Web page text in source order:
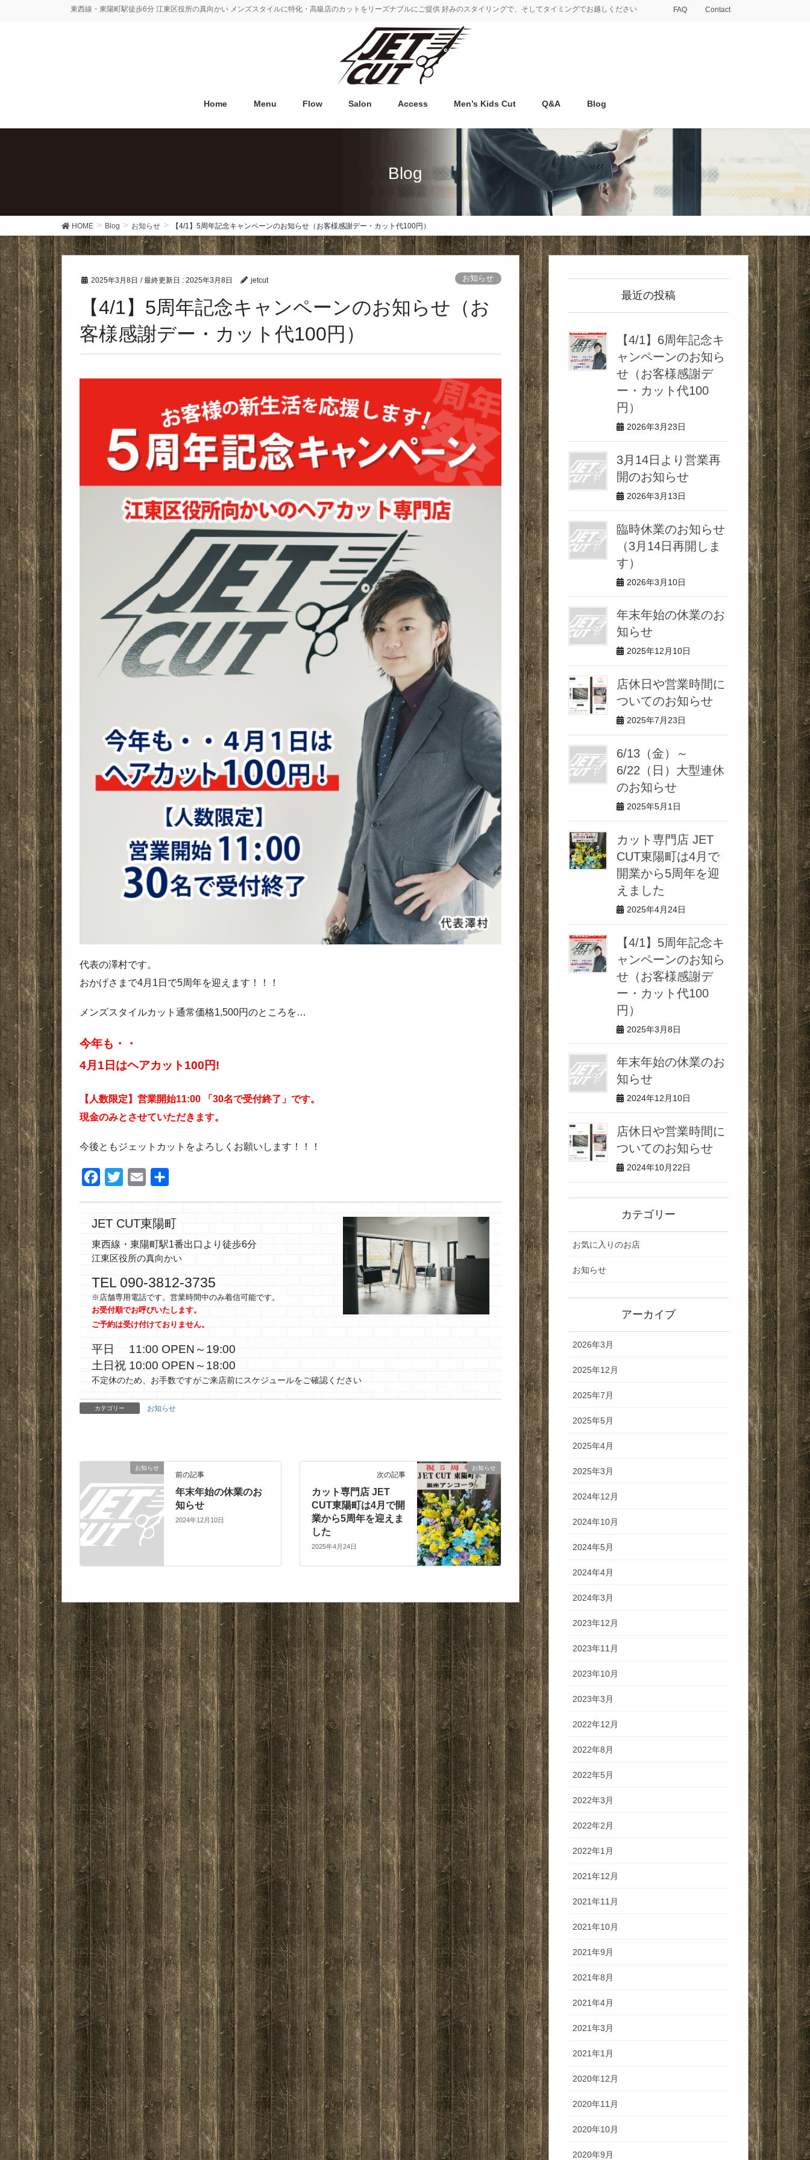
東西線・東陽町駅徒歩6分 江東区役所の真向かい メンズスタイルに特化・高級店のカットをリーズナブルにご提供 好みのスタイリングで、そしてタイミングでお越しください FAQ Contact
Home Menu Flow Salon Access Men’s Kids Cut Q&A Blog
Blog
HOME Blog お知らせ 【4/1】5周年記念キャンペーンのお知らせ（お客様感謝デー・カット代100円）
2025年3月8日 / 最終更新日 : 2025年3月8日 jetcut お知らせ
【4/1】5周年記念キャンペーンのお知らせ（お
客様感謝デー・カット代100円）
代表の澤村です。
おかげさまで4月1日で5周年を迎えます！！！
メンズスタイルカット通常価格1,500円のところを…
今年も・・
4月1日はヘアカット100円!
【人数限定】営業開始11:00 「30名で受付終了」です。
現金のみとさせていただきます。
今後ともジェットカットをよろしくお願いします！！！
e
b
o
k
t
r
i
l
JET CUT東陽町
東西線・東陽町駅1番出口より徒歩6分
江東区役所の真向かい
TEL 090-3812-3735
※店舗専用電話です。営業時間中のみ着信可能です。
お受付順でお呼びいたします。
ご予約は受け付けておりません。
平日 11:00 OPEN～19:00
土日祝 10:00 OPEN～18:00
不定休のため、お手数ですがご来店前にスケジュールをご確認ください
カテゴリー お知らせ
お知らせ
前の記事
年末年始の休業のお
知らせ
2024年12月10日
お知らせ
次の記事
カット専門店 JET
CUT東陽町は4月で開
業から5周年を迎えま
した
2025年4月24日
最近の投稿
【4/1】6周年記念キ
ャンペーンのお知ら
せ（お客様感謝デ
ー・カット代100
円）
2026年3月23日
3月14日より営業再
開のお知らせ
2026年3月13日
臨時休業のお知らせ
（3月14日再開しま
す）
2026年3月10日
年末年始の休業のお
知らせ
2025年12月10日
店休日や営業時間に
ついてのお知らせ
2025年7月23日
6/13（金）～
6/22（日）大型連休
のお知らせ
2025年5月1日
カット専門店 JET
CUT東陽町は4月で
開業から5周年を迎
えました
2025年4月24日
【4/1】5周年記念キ
ャンペーンのお知ら
せ（お客様感謝デ
ー・カット代100
円）
2025年3月8日
年末年始の休業のお
知らせ
2024年12月10日
店休日や営業時間に
ついてのお知らせ
2024年10月22日
カテゴリー
お気に入りのお店
お知らせ
アーカイブ
2026年3月
2025年12月
2025年7月
2025年5月
2025年4月
2025年3月
2024年12月
2024年10月
2024年5月
2024年4月
2024年3月
2023年12月
2023年11月
2023年10月
2023年3月
2022年12月
2022年8月
2022年5月
2022年3月
2022年2月
2022年1月
2021年12月
2021年11月
2021年10月
2021年9月
2021年8月
2021年4月
2021年3月
2021年1月
2020年12月
2020年11月
2020年10月
2020年9月